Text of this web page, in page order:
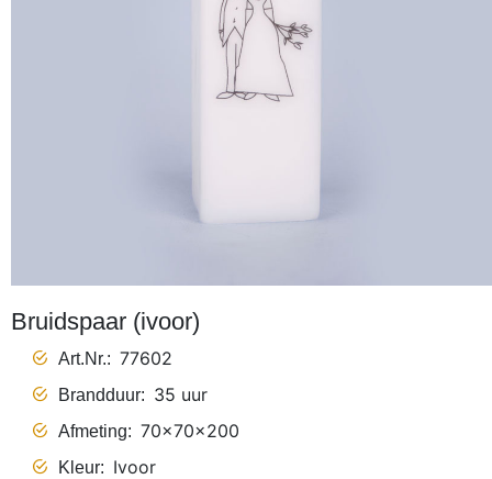
Bruidspaar (ivoor)
Art.Nr. 77602
Brandduur 35 uur
Afmeting 70x70x200
Kleur Ivoor